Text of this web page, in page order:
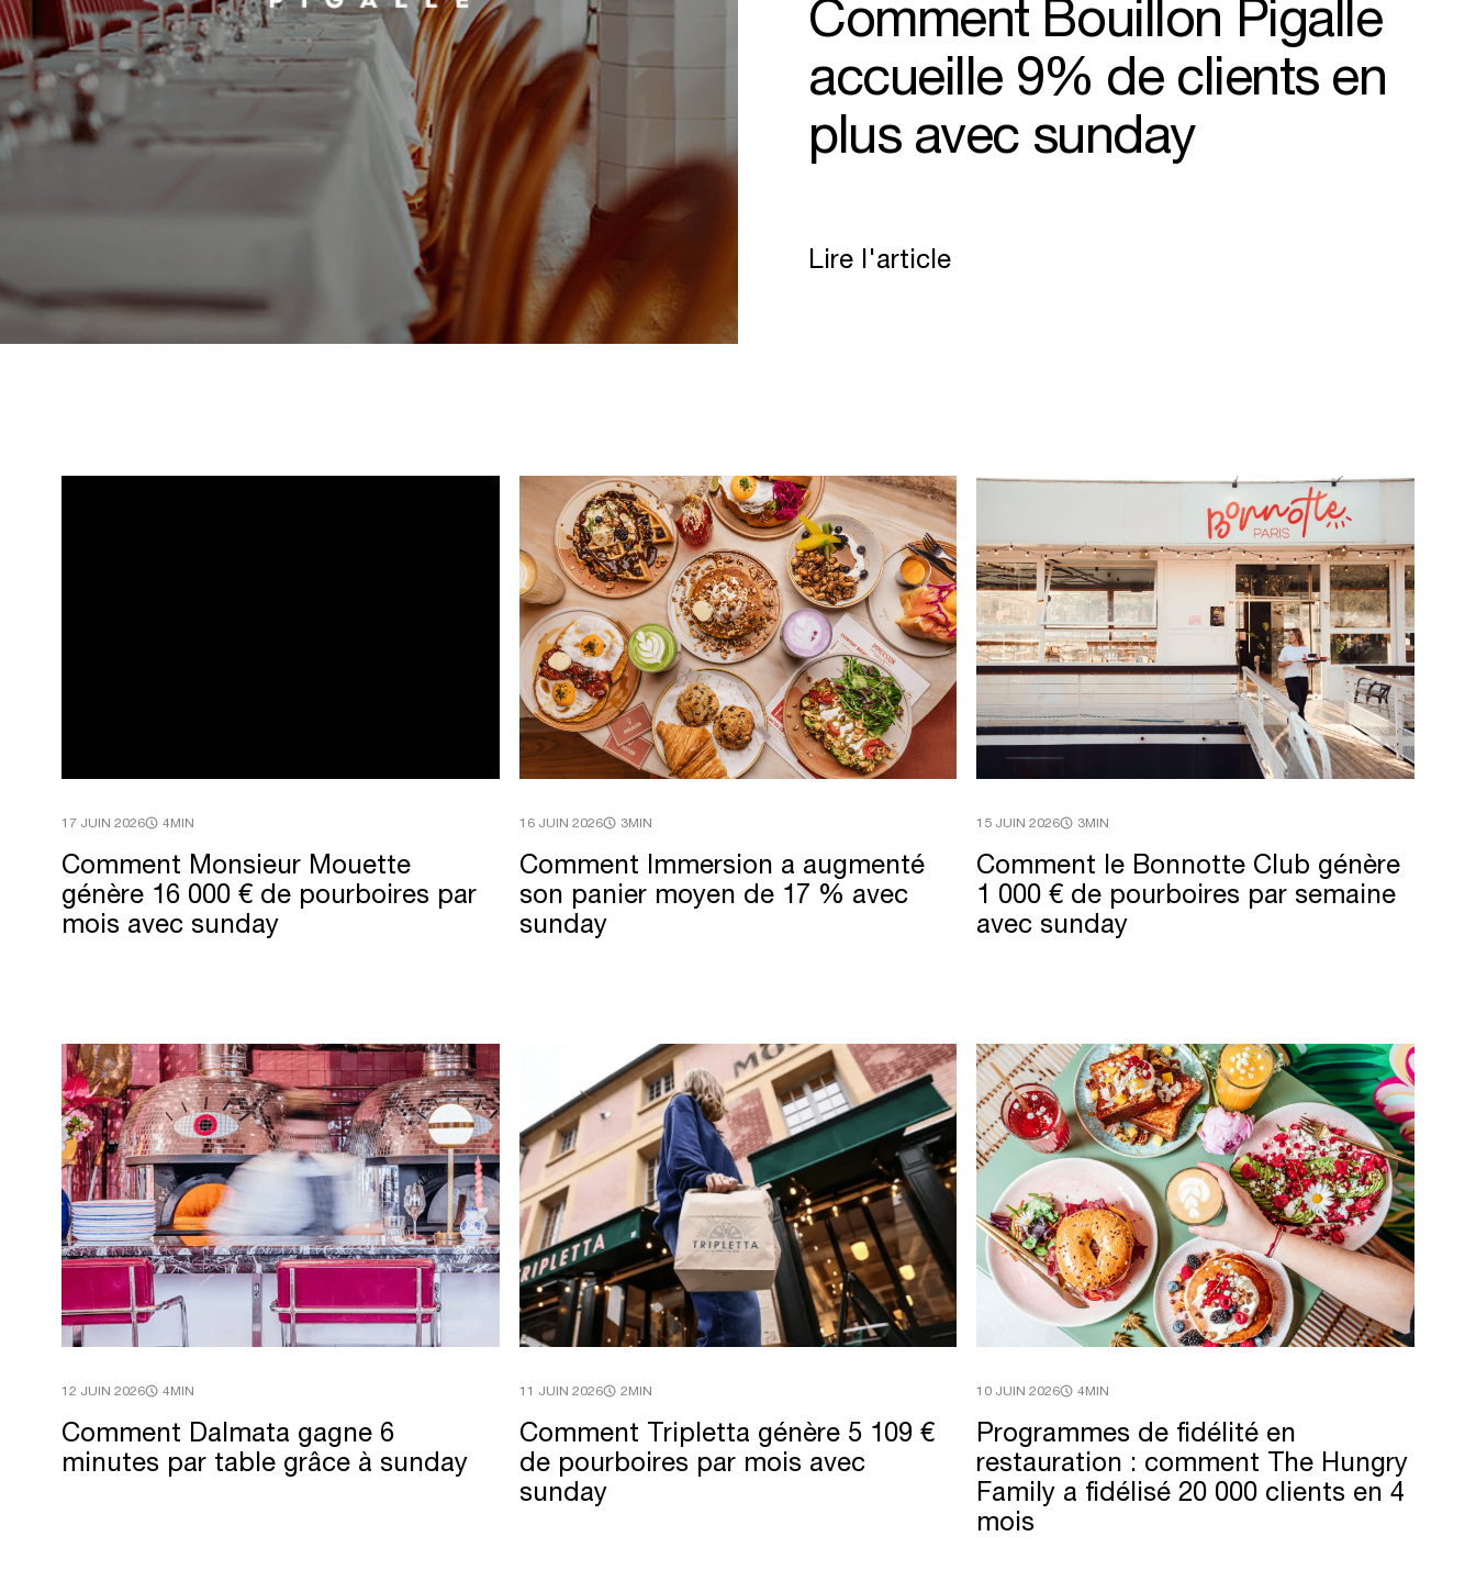
Comment Bouillon Pigalle
accueille 9% de clients en
plus avec sunday
lire l'article
17 JUIN 2026 4MIN
Comment Monsieur Mouette
génère 16 000 € de pourboires par
mois avec sunday
16 JUIN 2026 3MIN
Comment Immersion a augmenté
son panier moyen de 17 % avec
sunday
15 JUIN 2026 3MIN
Comment le Bonnotte Club génère
1 000 € de pourboires par semaine
avec sunday
12 JUIN 2026 4MIN
Comment Dalmata gagne 6
minutes par table grâce à sunday
11 JUIN 2026 2MIN
Comment Tripletta génère 5 109 €
de pourboires par mois avec
sunday
10 JUIN 2026 4MIN
Programmes de fidélité en
restauration : comment The Hungry
Family a fidélisé 20 000 clients en 4
mois